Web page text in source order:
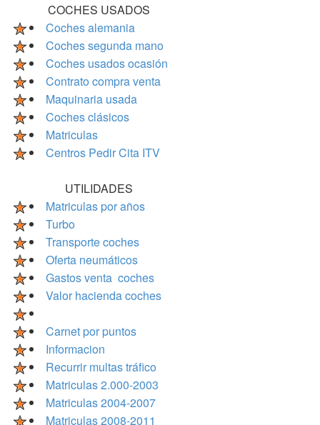
COCHES USADOS
Coches alemania
Coches segunda mano
Coches usados ocasión
Contrato compra venta
Maquinaria usada
Coches clásicos
Matriculas
Centros Pedir Cita ITV
UTILIDADES
Matriculas por años
Turbo
Transporte coches
Oferta neumáticos
Gastos venta coches
Valor hacienda coches
Carnet por puntos
Informacion
Recurrir multas tráfico
Matriculas 2.000-2003
Matriculas 2004-2007
Matriculas 2008-2011